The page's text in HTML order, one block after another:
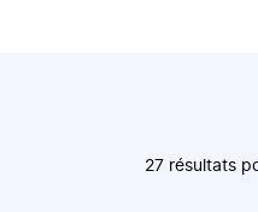
27 résultats